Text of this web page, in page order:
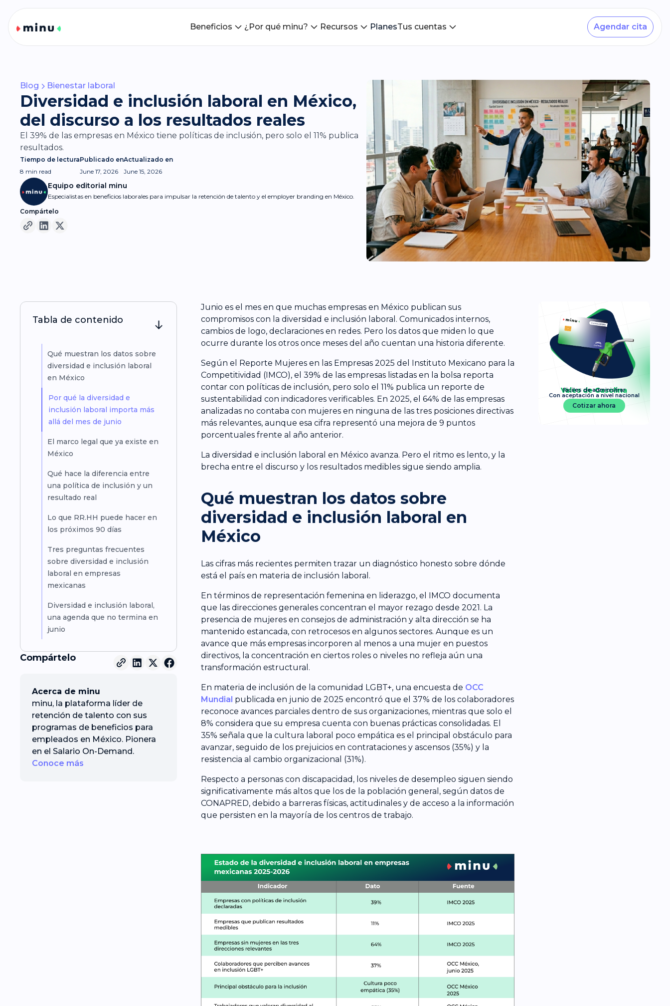
Beneficios ¿Por qué minu? Recursos PlanesTus cuentas Agendar cita
Blog Bienestar laboral
Diversidad e inclusión laboral en México,
del discurso a los resultados reales
El 39% de las empresas en México tiene políticas de inclusión, pero solo el 11% publica
resultados.
Tiempo de lectura
8 min read
Publicado en
June 17, 2026
Actualizado en
June 15, 2026
Equipo editorial minu
Especialistas en beneficios laborales para impulsar la retención de talento y el employer branding en México.
Compártelo
Tabla de contenido
Qué muestran los datos sobre
diversidad e inclusión laboral
en México
Por qué la diversidad e
inclusión laboral importa más
allá del mes de junio
El marco legal que ya existe en
México
Qué hace la diferencia entre
una política de inclusión y un
resultado real
Lo que RR.HH puede hacer en
los próximos 90 días
Tres preguntas frecuentes
sobre diversidad e inclusión
laboral en empresas
mexicanas
Diversidad e inclusión laboral,
una agenda que no termina en
junio
Compártelo
Acerca de minu
minu, la plataforma líder de
retención de talento con sus
programas de beneficios para
empleados en México. Pionera
en el Salario On-Demand.
Conoce más
Junio es el mes en que muchas empresas en México publican sus
compromisos con la diversidad e inclusión laboral. Comunicados internos,
cambios de logo, declaraciones en redes. Pero los datos que miden lo que
ocurre durante los otros once meses del año cuentan una historia diferente.
Según el Reporte Mujeres en las Empresas 2025 del Instituto Mexicano para la
Competitividad (IMCO), el 39% de las empresas listadas en la bolsa reporta
contar con políticas de inclusión, pero solo el 11% publica un reporte de
sustentabilidad con indicadores verificables. En 2025, el 64% de las empresas
analizadas no contaba con mujeres en ninguna de las tres posiciones directivas
más relevantes, aunque esa cifra representó una mejora de 9 puntos
porcentuales frente al año anterior.
La diversidad e inclusión laboral en México avanza. Pero el ritmo es lento, y la
brecha entre el discurso y los resultados medibles sigue siendo amplia.
Qué muestran los datos sobre
diversidad e inclusión laboral en
México
Las cifras más recientes permiten trazar un diagnóstico honesto sobre dónde
está el país en materia de inclusión laboral.
En términos de representación femenina en liderazgo, el IMCO documenta
que las direcciones generales concentran el mayor rezago desde 2021. La
presencia de mujeres en consejos de administración y alta dirección se ha
mantenido estancada, con retrocesos en algunos sectores. Aunque es un
avance que más empresas incorporen al menos a una mujer en puestos
directivos, la concentración en ciertos roles o niveles no refleja aún una
transformación estructural.
En materia de inclusión de la comunidad LGBT+, una encuesta de OCC
Mundial publicada en junio de 2025 encontró que el 37% de los colaboradores
reconoce avances parciales dentro de sus organizaciones, mientras que solo el
8% considera que su empresa cuenta con buenas prácticas consolidadas. El
35% señala que la cultura laboral poco empática es el principal obstáculo para
avanzar, seguido de los prejuicios en contrataciones y ascensos (35%) y la
resistencia al cambio organizacional (31%).
Respecto a personas con discapacidad, los niveles de desempleo siguen siendo
significativamente más altos que los de la población general, según datos de
CONAPRED, debido a barreras físicas, actitudinales y de acceso a la información
que persisten en la mayoría de los centros de trabajo.
Vales de Gasolina
fáciles de administrar
Con aceptación a nivel nacional
Cotizar ahora